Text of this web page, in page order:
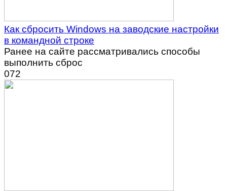
Как сбросить Windows на заводские настройки
в командной строке
Ранее на сайте рассматривались способы
выполнить сброс
072